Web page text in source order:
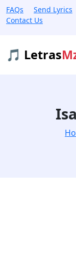
FAQs
Send Lyrics
Contact Us
🎵 Letras